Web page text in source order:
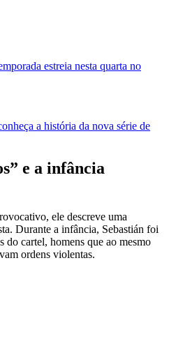
estreia nesta quarta no
a história da nova série de
e a infância
ele descreve uma
Durante a infância, Sebastián foi
do cartel, homens que ao mesmo
ordens violentas.